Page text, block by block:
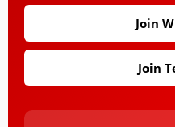
Join
Join